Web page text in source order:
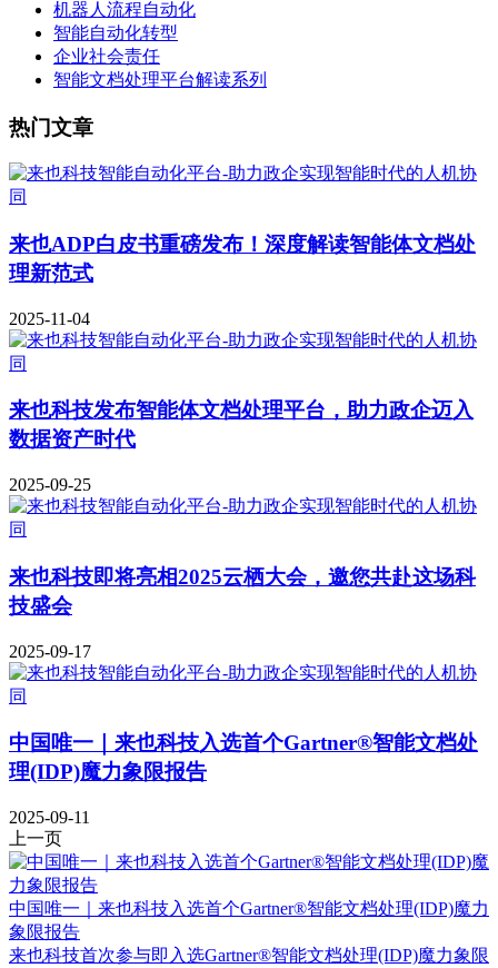
机器人流程自动化
智能自动化转型
企业社会责任
智能文档处理平台解读系列
热门文章
来也ADP白皮书重磅发布！深度解读智能体文档处
理新范式
2025-11-04
来也科技发布智能体文档处理平台，助力政企迈入
数据资产时代
2025-09-25
来也科技即将亮相2025云栖大会，邀您共赴这场科
技盛会
2025-09-17
中国唯一｜来也科技入选首个Gartner®智能文档处
理(IDP)魔力象限报告
2025-09-11
上一页
中国唯一｜来也科技入选首个Gartner®智能文档处理(IDP)魔力
象限报告
来也科技首次参与即入选Gartner®智能文档处理(IDP)魔力象限